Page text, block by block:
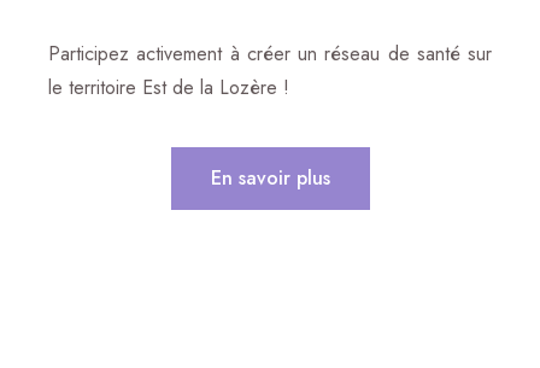
Participez activement à créer un réseau de santé sur
le territoire Est de la Lozère !
En savoir plus